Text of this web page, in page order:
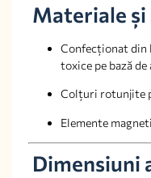
Materiale
Confecționat din
toxice pe bază de
Colțuri rotunjite
Elemente
Dimensiuni